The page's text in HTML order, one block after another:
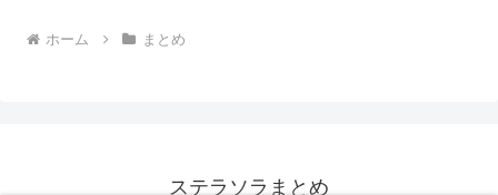
ホーム まとめ
ステラソラまとめ